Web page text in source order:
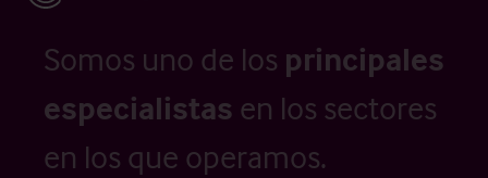
Somos uno de los principales
especialistas en los sectores
en los que operamos.